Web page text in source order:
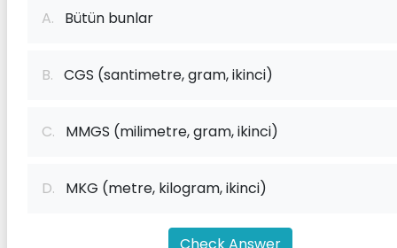
A. Bütün bunlar
B. CGS (santimetre, gram, ikinci)
C. MMGS (milimetre, gram, ikinci)
D. MKG (metre, kilogram, ikinci)